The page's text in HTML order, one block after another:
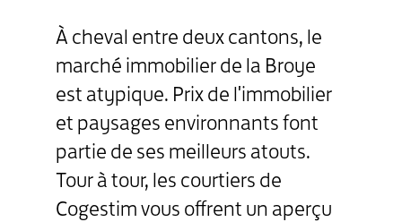
À cheval entre deux cantons, le
marché immobilier de la Broye
est atypique. Prix de l'immobilier
et paysages environnants font
partie de ses meilleurs atouts.
Tour à tour, les courtiers de
Cogestim vous offrent un aperçu